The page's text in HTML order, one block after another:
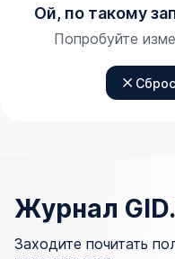
Ой, по такому
Попробуйте
Журнал
Заходите почитать